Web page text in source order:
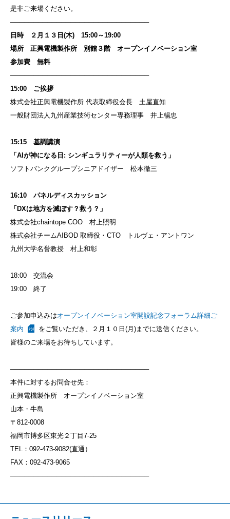
是非ご来場ください。
──────────────────────────────
日時 ２月１３日(木) 15:00～19:00
場所 正興電機製作所 別館３階 オープンイノベーション室
参加費 無料
──────────────────────────────
15:00 ご挨拶
株式会社正興電機製作所 代表取締役会長 土屋直知
一般財団法人九州産業技術センター専務理事 井上暢忠
15:15 基調講演
「AIが神になる日: シンギュラリティーが人類を救う」
ソフトバンクグループシニアドイザー 松本徹三
16:10 パネルディスカッション
「DXは地方を滅ぼす？救う？」
株式会社chaintope COO 村上照明
株式会社チームAIBOD 取締役・CTO トルヴェ・アントワン
九州大学名誉教授 村上和彰
18:00 交流会
19:00 終了
ご参加申込みはオープンイノベーション室開設記念フォーラム詳細ご
案内
をご覧いただき、２月１０日(月)までに送信ください。
皆様のご来場をお待ちしています。
──────────────────────────────
本件に対するお問合せ先：
正興電機製作所 オープンイノベーション室
山本・牛島
〒812-0008
福岡市博多区東光２丁目7-25
TEL：092-473-9082(直通）
FAX：092-473-9065
──────────────────────────────